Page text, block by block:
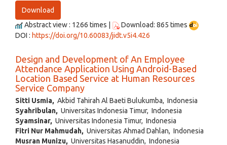
Download
Abstract view : 1266 times |
Download: 865 times
DOI : https://doi.org/10.60083/jidt.v5i4.426
Design and Development of An Employee
Attendance Application Using Android-Based
Location Based Service at Human Resources
Service Company
Sitti Usmia, Akbid Tahirah Al Baeti Bulukumba, Indonesia
Syahribulan, Universitas Indonesia Timur, Indonesia
Syamsinar, Universitas Indonesia Timur, Indonesia
Fitri Nur Mahmudah, Universitas Ahmad Dahlan, Indonesia
Musran Munizu, Universitas Hasanuddin, Indonesia